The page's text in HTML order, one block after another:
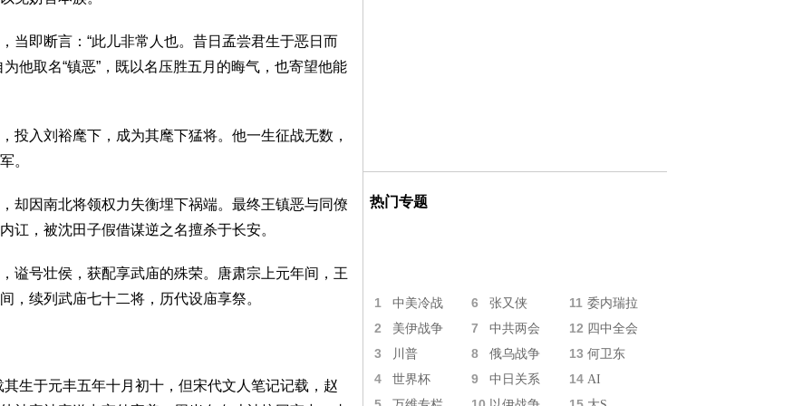
当即断言：“此儿非常人也。昔日孟尝君生于恶日而
他取名“镇恶”，既以名压胜五月的晦气，也寄望他能
投入刘裕麾下，成为其麾下猛将。他一生征战无数，
。
却因南北将领权力失衡埋下祸端。最终王镇恶与同僚
讧，被沈田子假借谋逆之名擅杀于长安。
谥号壮侯，获配享武庙的殊荣。唐肃宗上元年间，王
，续列武庙七十二将，历代设庙享祭。
生于元丰五年十月初十，但宋代文人笔记记载，赵
热门专题
1 中美冷战 6 张又侠 11 委内瑞拉
2 美伊战争 7 中共两会 12 四中全会
3 川普 8 俄乌战争 13 何卫东
4 世界杯 9 中日关系 14 AI